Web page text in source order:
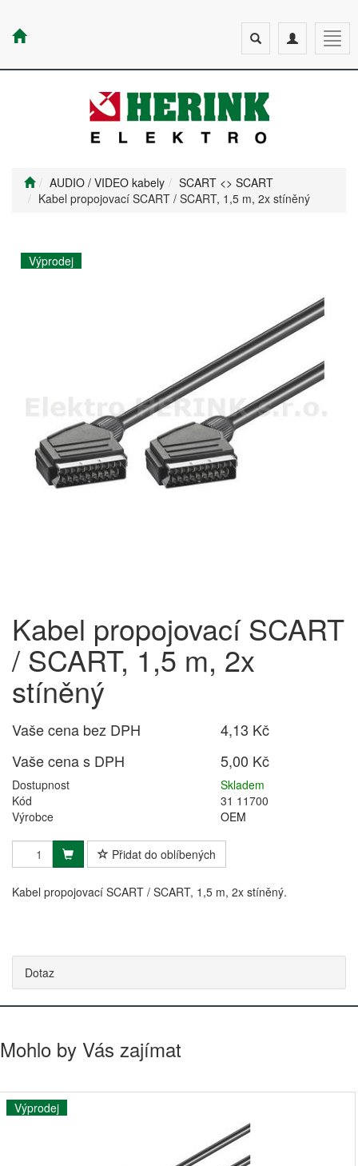
Toggle
navigation
Toggle
search
AUDIO / VIDEO kabely
SCART <> SCART
Kabel propojovací SCART / SCART, 1,5 m, 2x stíněný
Výprodej
Kabel propojovací SCART
/ SCART, 1,5 m, 2x
stíněný
Vaše cena bez DPH
4,13 Kč
Vaše cena s DPH
5,00 Kč
Dostupnost
Skladem
Kód
31 11700
Výrobce
OEM
Přidat do oblíbených
Kabel propojovací SCART / SCART, 1,5 m, 2x stíněný.
Dotaz
Mohlo by Vás zajímat
Výprodej